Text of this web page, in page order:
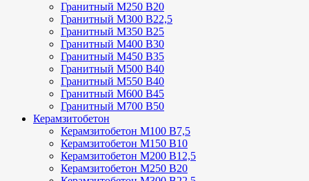
Гранитный М250 В20
Гранитный М300 В22,5
Гранитный М350 В25
Гранитный М400 В30
Гранитный М450 В35
Гранитный М500 В40
Гранитный М550 В40
Гранитный М600 В45
Гранитный М700 В50
Керамзитобетон
Керамзитобетон М100 В7,5
Керамзитобетон М150 В10
Керамзитобетон М200 В12,5
Керамзитобетон М250 В20